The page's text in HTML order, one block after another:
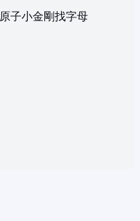
原子小金剛找字母